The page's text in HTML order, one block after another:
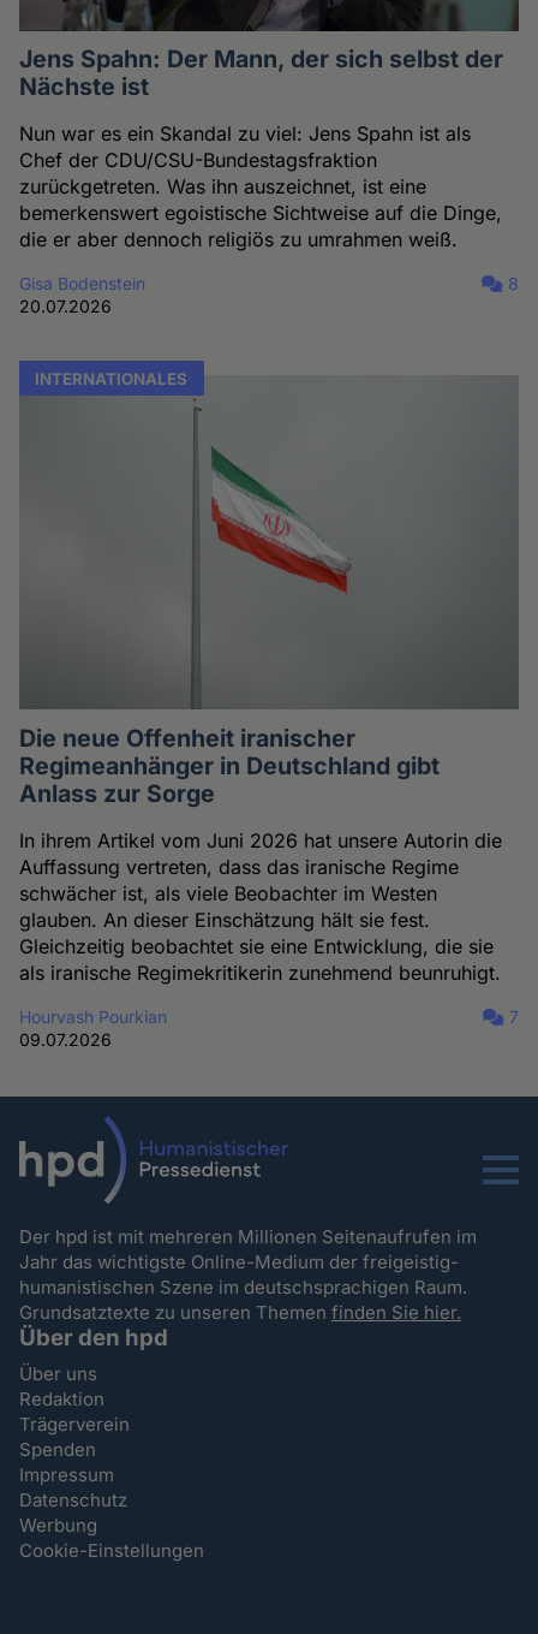
Jens Spahn: Der Mann, der sich selbst der
Nächste ist
Nun war es ein Skandal zu viel: Jens Spahn ist als
Chef der CDU/CSU-Bundestagsfraktion
zurückgetreten. Was ihn auszeichnet, ist eine
bemerkenswert egoistische Sichtweise auf die Dinge,
die er aber dennoch religiös zu umrahmen weiß.
Gisa Bodenstein
20.07.2026
8
INTERNATIONALES
Die neue Offenheit iranischer
Regimeanhänger in Deutschland gibt
Anlass zur Sorge
In ihrem Artikel vom Juni 2026 hat unsere Autorin die
Auffassung vertreten, dass das iranische Regime
schwächer ist, als viele Beobachter im Westen
glauben. An dieser Einschätzung hält sie fest.
Gleichzeitig beobachtet sie eine Entwicklung, die sie
als iranische Regimekritikerin zunehmend beunruhigt.
Hourvash Pourkian
09.07.2026
7
Menu
Der hpd ist mit mehreren Millionen Seitenaufrufen im
Jahr das wichtigste Online-Medium der freigeistig-
humanistischen Szene im deutschsprachigen Raum.
Grundsatztexte zu unseren Themenfinden Sie hier.
Über den hpd
Über uns
Redaktion
Trägerverein
Spenden
Impressum
Datenschutz
Werbung
Cookie-Einstellungen